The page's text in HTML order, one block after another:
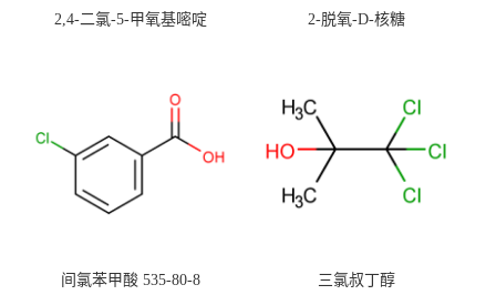
2,4-二氯-5-甲氧基嘧啶 2-脱氧-D-核糖
间氯苯甲酸 535-80-8 三氯叔丁醇